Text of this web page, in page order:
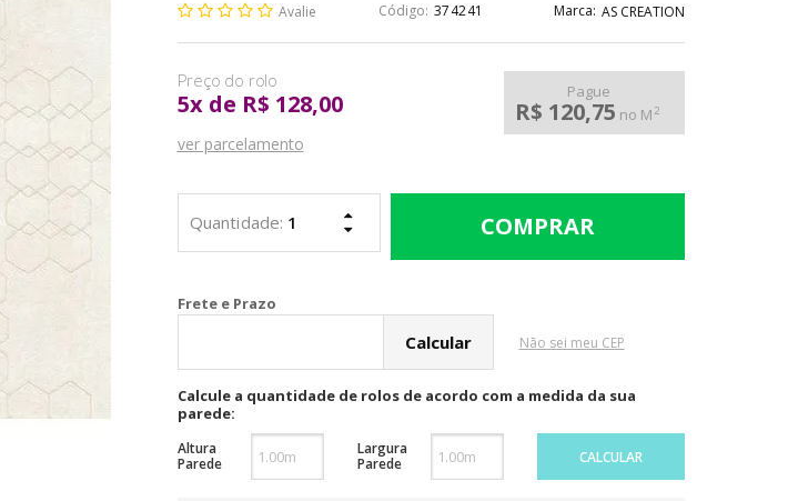
Avalie 374241 AS CREATION
5xde R$ 128,00 Pague
R$ 120,75 no M2
ver parcelamento
Não sei meu CEP
Calcule a quantidade de rolos de acordo com a medida da sua
parede:
Altura
Parede
Largura
Parede
CALCULAR